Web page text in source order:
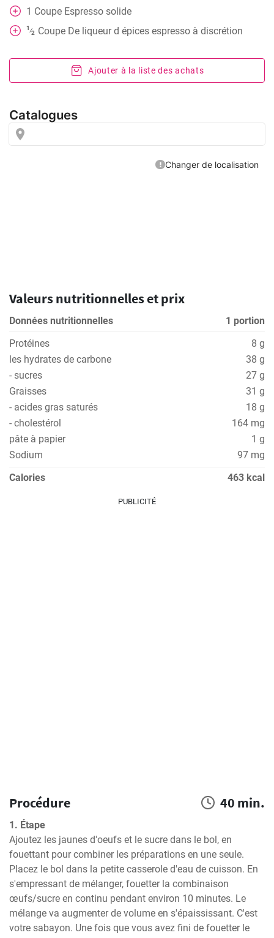
1 Coupe Espresso solide
1⁄2 Coupe De liqueur d épices espresso à discrétion
Ajouter à la liste des achats
Valeurs nutritionnelles et prix
Données nutritionnelles
1 portion
Protéines
8 g
les hydrates de carbone
38 g
- sucres
27 g
Graisses
31 g
- acides gras saturés
18 g
- cholestérol
164 mg
pâte à papier
1 g
Sodium
97 mg
Calories
463 kcal
PUBLICITÉ
Procédure 40 min.
1. Étape
Ajoutez les jaunes d'oeufs et le sucre dans le bol, en
fouettant pour combiner les préparations en une seule.
Placez le bol dans la petite casserole d'eau de cuisson. En
s'empressant de mélanger, fouetter la combinaison
œufs/sucre en continu pendant environ 10 minutes. Le
mélange va augmenter de volume en s'épaississant. C'est
votre sabayon. Une fois que vous avez fini de fouetter le